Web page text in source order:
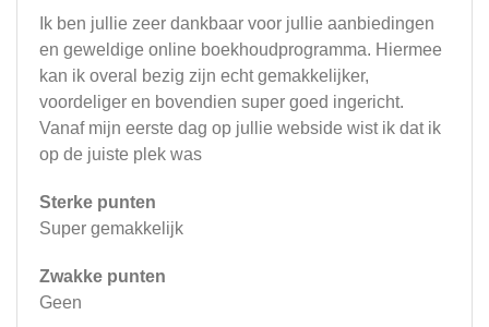
Ik ben jullie zeer dankbaar voor jullie aanbiedingen
en geweldige online boekhoudprogramma. Hiermee
kan ik overal bezig zijn echt gemakkelijker,
voordeliger en bovendien super goed ingericht.
Vanaf mijn eerste dag op jullie webside wist ik dat ik
op de juiste plek was
Sterke punten
Super gemakkelijk
Zwakke punten
Geen